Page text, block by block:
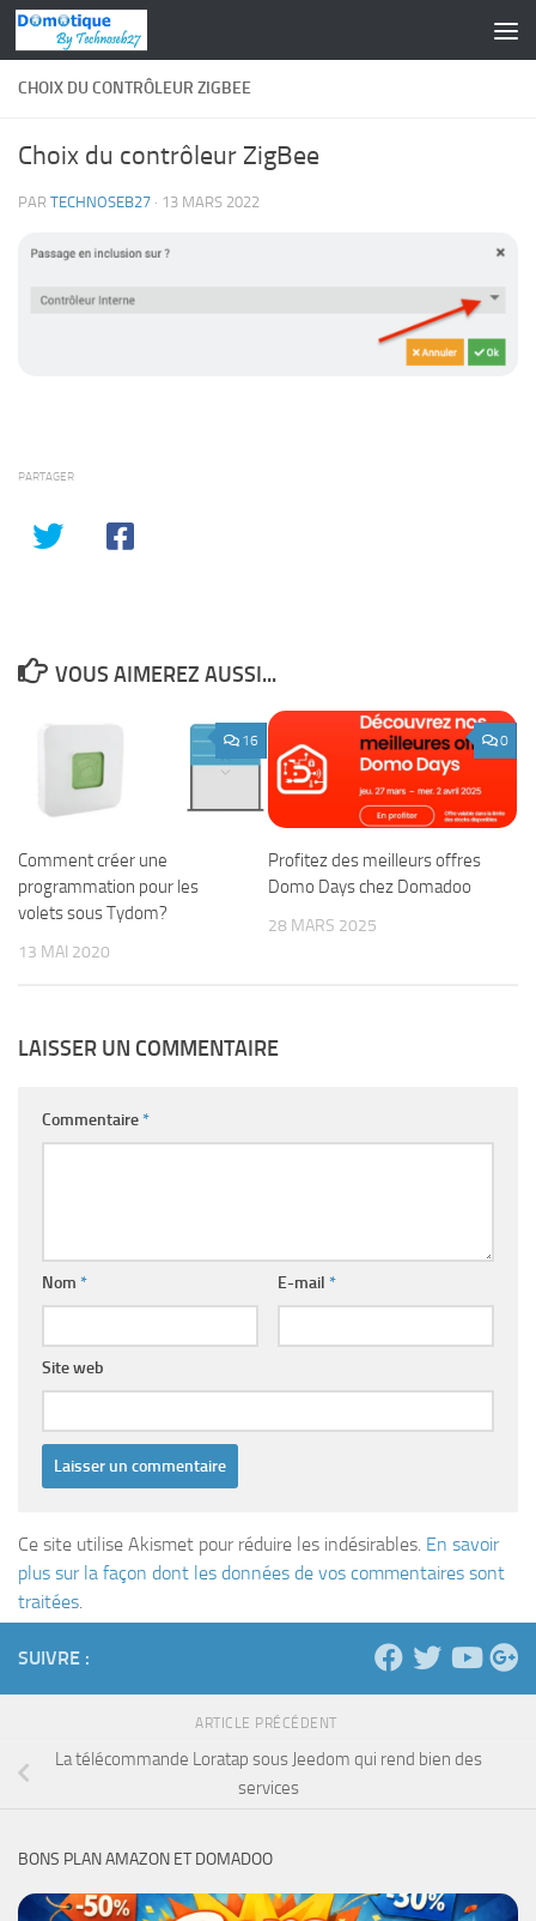
Skip to content
CHOIX DU CONTRÔLEUR ZIGBEE
Choix du contrôleur ZigBee
PAR TECHNOSEB27 · 13 MARS 2022
PARTAGER
VOUS AIMEREZ AUSSI...
16
Comment créer une
programmation pour les
volets sous Tydom?
13 MAI 2020
0
Profitez des meilleurs offres
Domo Days chez Domadoo
28 MARS 2025
LAISSER UN COMMENTAIRE
Commentaire*
Nom * E-mail *
Site web
Ce site utilise Akismet pour réduire les indésirables. En savoir
plus sur la façon dont les données de vos commentaires sont
traitées.
SUIVRE :
ARTICLE PRÉCÉDENT
La télécommande Loratap sous Jeedom qui rend bien des
services
BONS PLAN AMAZON ET DOMADOO